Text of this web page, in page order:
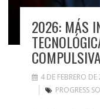
2026: MÁS
4 DE FEBRERO
PROGRESS